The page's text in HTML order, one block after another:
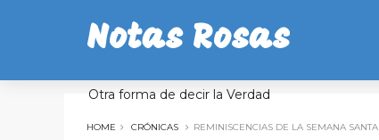
Notas Rosas
Otra forma de decir la Verdad
HOME CRÓNICAS REMINISCENCIAS DE LA SEMANA SANTA